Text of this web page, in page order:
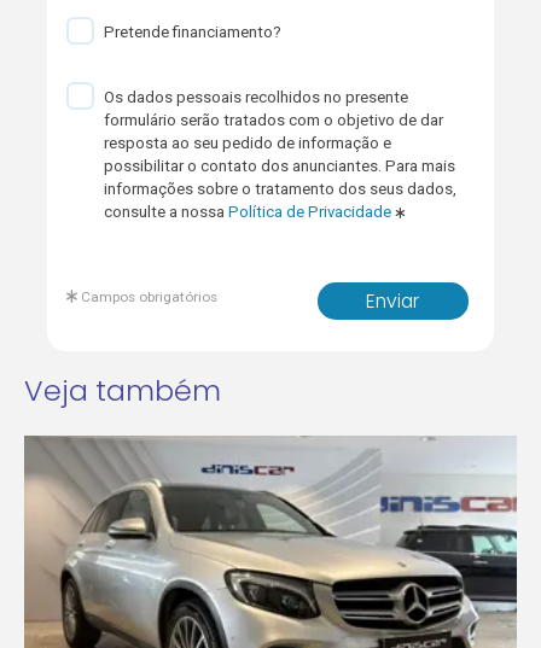
Pretende financiamento?
Os dados pessoais recolhidos no presente
formulário serão tratados com o objetivo de dar
resposta ao seu pedido de informação e
possibilitar o contato dos anunciantes. Para mais
informações sobre o tratamento dos seus dados,
consulte a nossaPolítica de Privacidade
Enviar
Campos obrigatórios
Veja também